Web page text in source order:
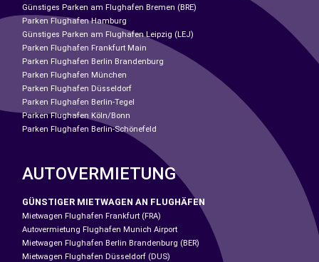
Günstiges Parken am Flughafen Bremen (BRE)
Parken Flughafen Hamburg
Günstiges Parken am Flughafen Leipzig (LEJ)
Parken Flughafen Frankfurt Main
Parken Flughafen Berlin Brandenburg
Parken Flughafen München
Parken Flughafen Düsseldorf
Parken Flughafen Berlin-Tegel
Parken Flughafen Köln/Bonn
Parken Flughafen Berlin-Schönefeld
AUTOVERMIETUNG
GÜNSTIGER MIETWAGEN AN FLUGHÄFEN
Mietwagen Flughafen Frankfurt (FRA)
Autovermietung Flughafen Munich Airport
Mietwagen Flughafen Berlin Brandenburg (BER)
Mietwagen Flughafen Düsseldorf (DUS)